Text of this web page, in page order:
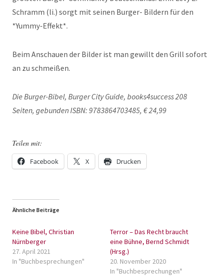
Schramm (li.) sorgt mit seinen Burger- Bildern für den
*Yummy-Effekt*.
Beim Anschauen der Bilder ist man gewillt den Grill sofort
an zu schmeißen.
Die Burger-Bibel, Burger City Guide, books4success 208
Seiten, gebunden ISBN: 9783864703485, € 24,99
Teilen mit:
Facebook X Drucken
Ähnliche Beiträge
Keine Bibel, Christian
Nürnberger
27. April 2021
In "Buchbesprechungen"
Terror – Das Recht braucht
eine Bühne, Bernd Schmidt
(Hrsg.)
20. November 2020
In "Buchbesprechungen"